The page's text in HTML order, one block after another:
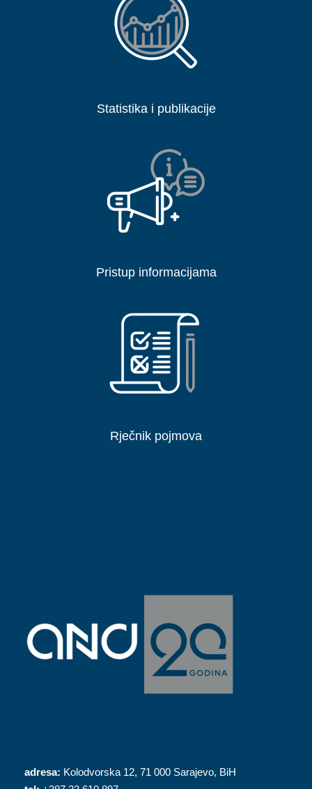
Statistika i publikacije
Pristup informacijama
Rječnik pojmova
adresa: Kolodvorska 12, 71 000 Sarajevo, BiH